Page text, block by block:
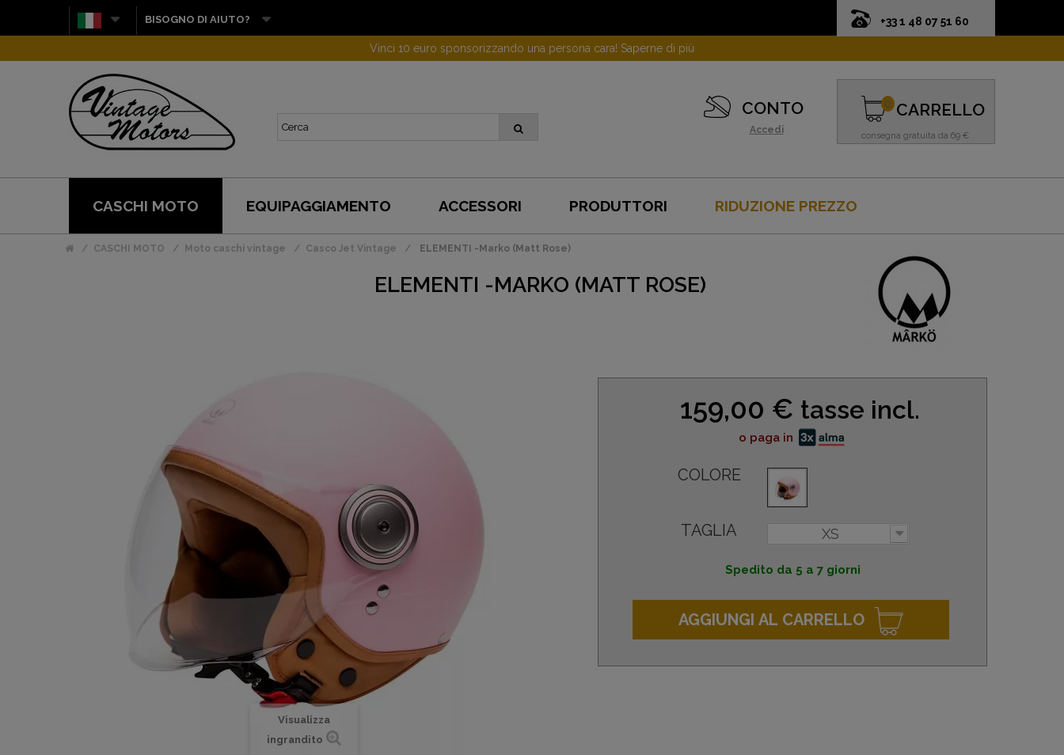
+33 1 48 07 51 60
BISOGNO DI AIUTO?
Vinci 10 euro sponsorizzando una persona cara! Saperne di più
CONTO
Accedi
CARRELLO
consegna gratuita da 69 €
0
CASCHI MOTO EQUIPAGGIAMENTO ACCESSORI PRODUTTORI RIDUZIONE PREZZO
CASCHI MOTO Moto caschi vintage Casco Jet Vintage ELEMENTI -Marko (Matt Rose)
ELEMENTI -MARKO (MATT ROSE)
Visualizza
ingrandito
159,00 € tasse incl.
o paga in
COLORE
TAGLIA XS
Spedito da 5 a 7 giorni
AGGIUNGI AL CARRELLO